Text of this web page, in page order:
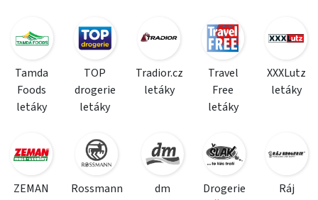
Tamda
Foods
letáky
TOP
drogerie
letáky
Tradior.cz
letáky
Travel
Free
letáky
XXXLutz
letáky
ZEMAN
Rossmann
dm
Drogerie
Ráj